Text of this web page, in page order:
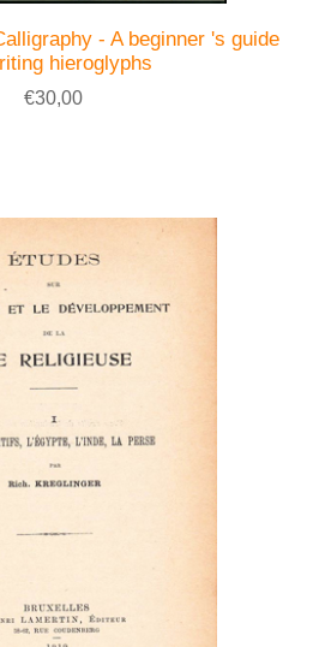
- A beginner 's guide
hieroglyphs
€30,00